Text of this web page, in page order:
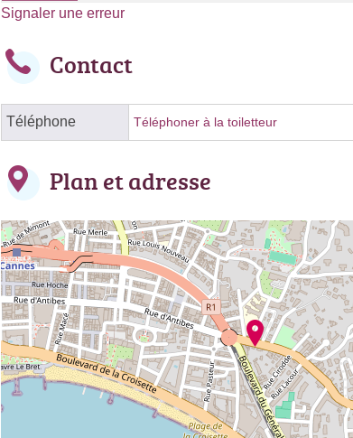
Signaler une erreur
Contact
Téléphone Téléphoner à la toiletteur
Plan et adresse